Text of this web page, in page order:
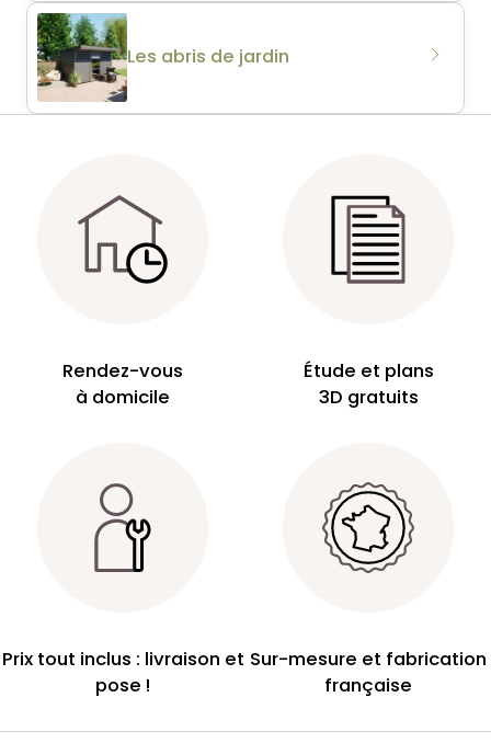
Les abris de jardin
Rendez-vous
à domicile
Étude et plans
3D gratuits
Prix tout inclus : livraison et
pose !
Sur-mesure et fabrication
française